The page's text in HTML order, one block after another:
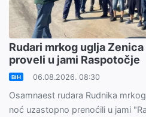
Rudari mrkog uglja
proveli u jami Raspotočje
BiH 06.08.2026. 08:30
Osamnaest rudara Rudnika
noć uzastopno prenoćili u jami